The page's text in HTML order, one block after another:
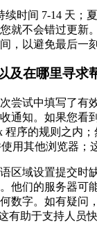
续时间 7-14 天；
就不会错过更新
，以避免最后一
及在哪里寻求
尝试中填写了有
通知。如果您看
程序的规则之内
用其他浏览器；
区域设置提交时
他们的服务器可
数字。如有疑问
有助于支持人员快